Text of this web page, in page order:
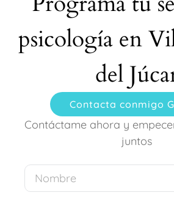
psicología en
del
Contacta conmigo
Contáctame ahora y
juntos